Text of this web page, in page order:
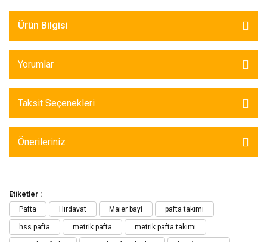
Ürün Bilgisi
Yorumlar
Taksit Seçenekleri
Önerileriniz
Etiketler :
Pafta
Hırdavat Maıer bayi pafta takımı
hss pafta metrik pafta metrik pafta takımı